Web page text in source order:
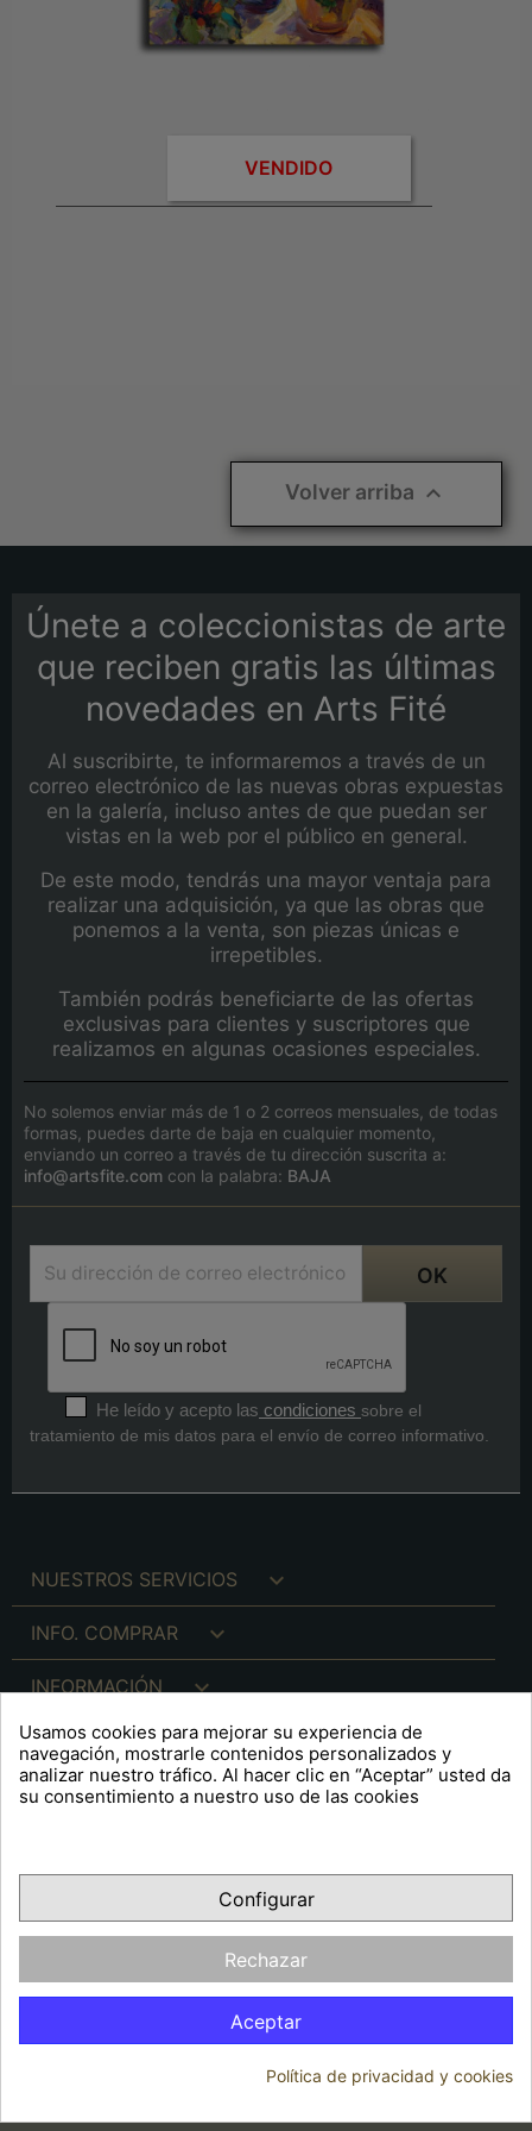
VENDIDO
VENDIDO
Volver arriba 
Únete a coleccionistas de arte
que reciben gratis las últimas
novedades en Arts Fité
Al suscribirte, te informaremos a través de un
correo electrónico de las nuevas obras expuestas
en la galería, incluso antes de que puedan ser
vistas en la web por el público en general.
De este modo, tendrás una mayor ventaja para
realizar una adquisición, ya que las obras que
ponemos a la venta, son piezas únicas e
irrepetibles.
También podrás beneficiarte de las ofertas
exclusivas para clientes y suscriptores que
realizamos en algunas ocasiones especiales.
No solemos enviar más de 1 o 2 correos mensuales, de todas
formas, puedes darte de baja en cualquier momento,
enviando un correo a través de tu dirección suscrita a:
info@artsfite.com con la palabra: BAJA
He leído y acepto las condiciones sobre el
tratamiento de mis datos para el envío de correo informativo.
NUESTROS SERVICIOS 
INFO. COMPRAR 
INFORMACIÓN 
INFO. LEGAL 
FacebookYouTubePinterest
OPINIONES CLIENTES
Usamos cookies para mejorar su experiencia de
navegación, mostrarle contenidos personalizados y
analizar nuestro tráfico. Al hacer clic en “Aceptar” usted da
su consentimiento a nuestro uso de las cookies
Configurar
Rechazar
Aceptar
Política de privacidad y cookies